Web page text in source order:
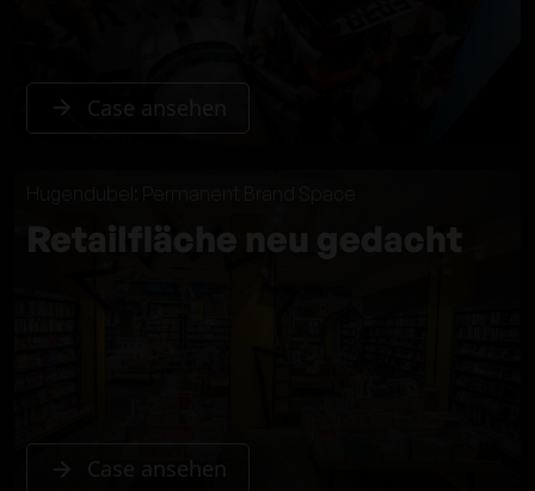
Case ansehen
Retailfläche neu gedacht
Case ansehen